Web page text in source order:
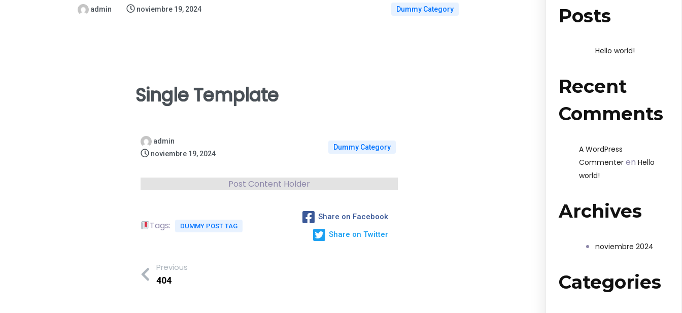
admin noviembre 19, 2024 Dummy Category
Single Template
admin
noviembre 19, 2024
Dummy Category
Post Content Holder
Tags: DUMMY POST TAG
Share on Facebook
Share on Twitter
Previous
404
Posts
Hello world!
Recent
Comments
A WordPress
Commenter enHello
world!
Archives
noviembre 2024
Categories